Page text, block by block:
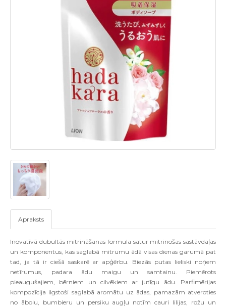
Apraksts
Inovatīvā dubultās mitrināšanas formula satur mitrinošas sastāvdaļas
un komponentus, kas saglabā mitrumu ādā visas dienas garumā pat
tad, ja tā ir ciešā saskarē ar apģērbu. Biezās putas lieliski noņem
netīrumus, padara ādu maigu un samtainu. Piemērots
pieaugušajiem, bērniem un cilvēkiem ar jutīgu ādu. Parfimērijas
kompozīcija ilgstoši saglabā aromātu uz ādas, pamazām atveroties
no ābolu, bumbieru un persiku augļu notīm cauri lilijas, rožu un